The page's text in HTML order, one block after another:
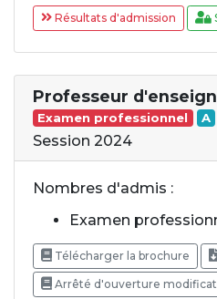
Résultats d'admission
Professeur
Examen professionnel A
Session 2024
Nombres d'admis :
Examen
Télécharger la brochure
Arrêté d'ouverture